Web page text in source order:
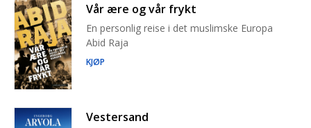
Vår ære og vår frykt
En personlig reise i det muslimske Europa
Abid Raja
KJØP
Vestersand